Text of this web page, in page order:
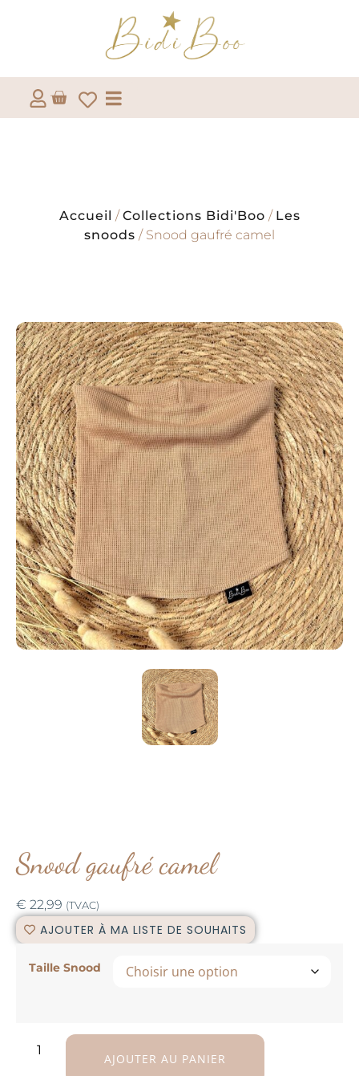
Accueil /Collections Bidi'Boo / Les
snoods / Snood gaufré camel
Snood gaufré camel
€ 22,99 (TVAC)
AJOUTER À MA LISTE DE SOUHAITS
Taille Snood
AJOUTER AU PANIER